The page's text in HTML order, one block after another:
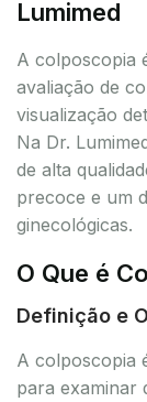
Lumimed
A colposcopia
avaliação de
visualização
Na Dr.
de alta
precoce e um
ginecológicas.
O Que é
Definição e
A colposcopia
para examinar